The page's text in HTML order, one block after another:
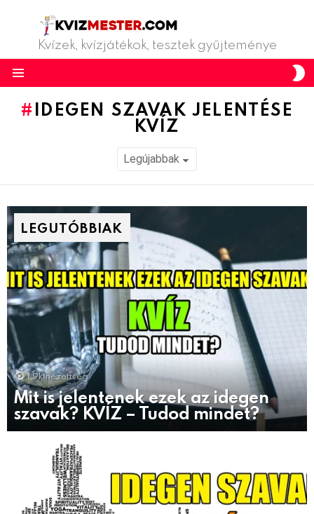
Kvízek, kvízjátékok, tesztek gyűjteménye
IDEGEN SZAVAK JELENTÉSE
KVÍZ
LEGUTÓBBIAK
1.9k nézettség
Mit is jelentenek ezek az idegen
szavak? KVÍZ – Tudod mindet?